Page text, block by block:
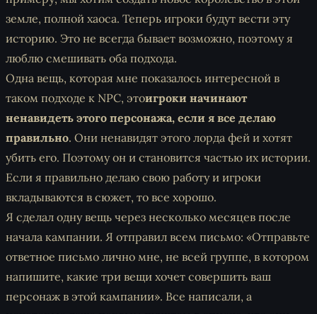
земле, полной хаоса. Теперь игроки будут вести эту
историю. Это не всегда бывает возможно, поэтому я
люблю смешивать оба подхода.
Одна вещь, которая мне показалось интересной в
таком подходе к NPC, этоигроки начинают
ненавидеть этого персонажа, если я все делаю
правильно. Они ненавидят этого лорда фей и хотят
убить его. Поэтому он и становится частью их истории.
Если я правильно делаю свою работу и игроки
вкладываются в сюжет, то все хорошо.
Я сделал одну вещь через несколько месяцев после
начала кампании. Я отправил всем письмо: «Отправьте
ответное письмо лично мне, не всей группе, в котором
напишите, какие три вещи хочет совершить ваш
персонаж в этой кампании». Все написали, а